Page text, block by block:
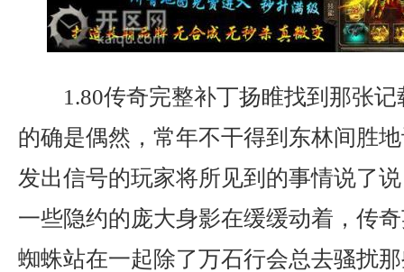
1.80传奇完整补丁扬睢找到那张
的确是偶然，常年不干得到东林间胜
发出信号的玩家将所见到的事情说了
一些隐约的庞大身影在缓缓动着，传
蜘蛛站在一起除了万石行会总去骚扰